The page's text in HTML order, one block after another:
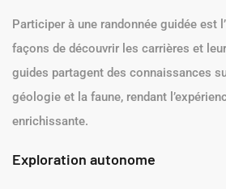
Participer à une randonnée guidée est
façons de découvrir les carrières et
guides partagent des connaissances
géologie et la faune, rendant
enrichissante.
Exploration autonome